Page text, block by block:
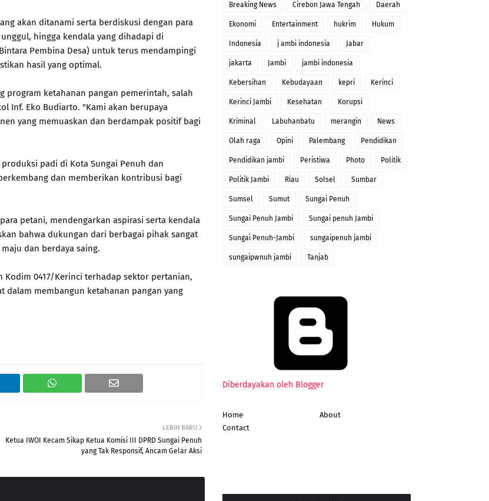
akan ditanami serta berdiskusi dengan para
hingga kendala yang dihadapi di
Pembina Desa) untuk terus mendampingi
hasil yang optimal.
program ketahanan pangan pemerintah, salah
Inf. Eko Budiarto. "Kami akan berupaya
yang memuaskan dan berdampak positif bagi
padi di Kota Sungai Penuh dan
dan memberikan kontribusi bagi
petani, mendengarkan aspirasi serta kendala
bahwa dukungan dari berbagai pihak sangat
dan berdaya saing.
0417/Kerinci terhadap sektor pertanian,
dalam membangun ketahanan pangan yang
LEBIH BARU
Ketua IWOI Kecam Sikap Ketua Komisi III DPRD Sungai Penuh
yang Tak Responsif, Ancam Gelar Aksi
Breaking News Cirebon Jawa Tengah Daerah
Ekonomi Entertainment hukrim Hukum
Indonesia j ambi indonesia Jabar
jakarta Jambi jambi indonesia
Kebersihan Kebudayaan kepri Kerinci
Kerinci Jambi Kesehatan Korupsi
Kriminal Labuhanbatu merangin News
Olah raga Opini Palembang Pendidikan
Pendidikan jambi Peristiwa Photo Politik
Politik Jambi Riau Solsel Sumbar
Sumsel Sumut Sungai Penuh
Sungai Penuh Jambi Sungai penuh Jambi
Sungai Penuh-Jambi sungaipenuh jambi
sungaipwnuh jambi Tanjab
Diberdayakan oleh Blogger
Home
About
Contact